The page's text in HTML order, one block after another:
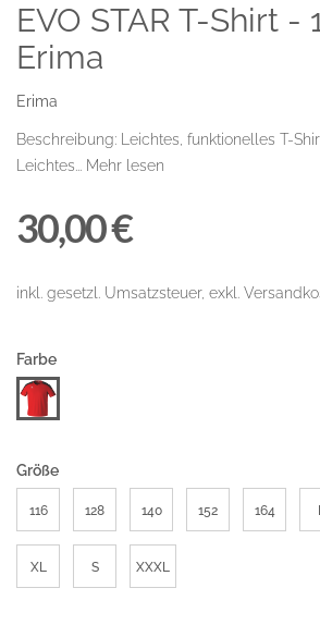
EVO STAR T-Shirt -
Erima
Erima
Beschreibung: Leichtes, funktionelles T-
Leichtes...
Mehr lesen
30,00 €
inkl. gesetzl. Umsatzsteuer, exkl.
Farbe
Größe
116 128 140 152 164
XL S XXXL